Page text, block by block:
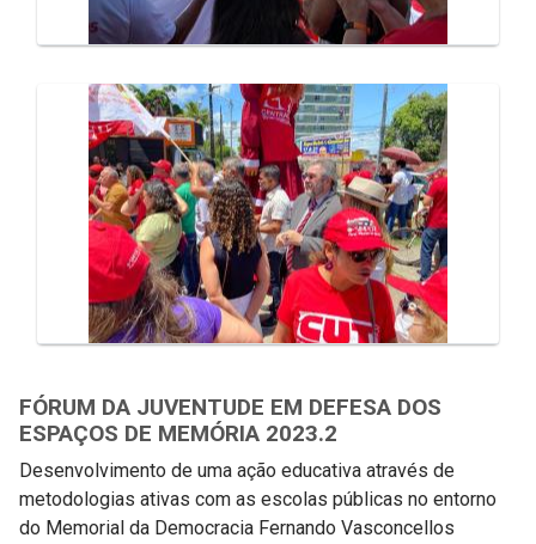
FÓRUM DA JUVENTUDE EM DEFESA DOS
ESPAÇOS DE MEMÓRIA 2023.2
Desenvolvimento de uma ação educativa através de
metodologias ativas com as escolas públicas no entorno
do Memorial da Democracia Fernando Vasconcellos